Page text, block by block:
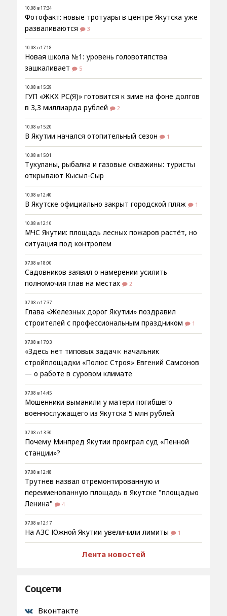
10.08 в 17:34
Фотофакт: новые тротуары в центре Якутска уже
разваливаются
3
10.08 в 17:18
Новая школа №1: уровень головотяпства
зашкаливает
5
10.08 в 15:39
ГУП «ЖКХ РС(Я)» готовится к зиме на фоне долгов
в 3,3 миллиарда рублей
2
10.08 в 15:20
В Якутии начался отопительный сезон 1
10.08 в 15:01
Тукуланы, рыбалка и газовые скважины: туристы
открывают Кысыл-Сыр
10.08 в 12:40
В Якутске официально закрыт городской пляж 1
10.08 в 12:10
МЧС Якутии: площадь лесных пожаров растёт, но
ситуация под контролем
07.08 в 18:00
Садовников заявил о намерении усилить
полномочия глав на местах
2
07.08 в 17:37
Глава «Железных дорог Якутии» поздравил
строителей с профессиональным праздником
1
07.08 в 17:03
«Здесь нет типовых задач»: начальник
стройплощадки «Полюс Строя» Евгений Самсонов
— о работе в суровом климате
07.08 в 14:45
Мошенники выманили у матери погибшего
военнослужащего из Якутска 5 млн рублей
07.08 в 13:30
Почему Минпред Якутии проиграл суд «Пенной
станции»?
07.08 в 12:48
Трутнев назвал отремонтированную и
переименованную площадь в Якутске "площадью
Ленина"
4
07.08 в 12:17
На АЗС Южной Якутии увеличили лимиты 1
Лента новостей
Соцсети
Вконтакте